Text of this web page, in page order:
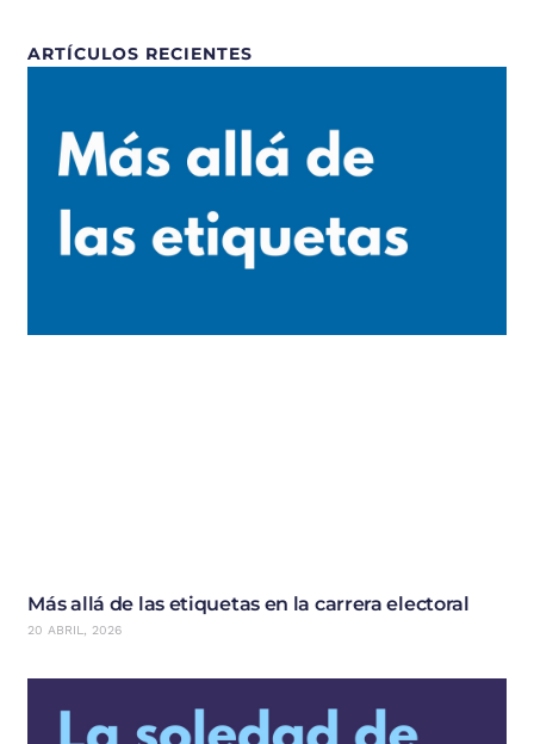
ARTÍCULOS RECIENTES
Más allá de las etiquetas en la carrera electoral
20 ABRIL, 2026